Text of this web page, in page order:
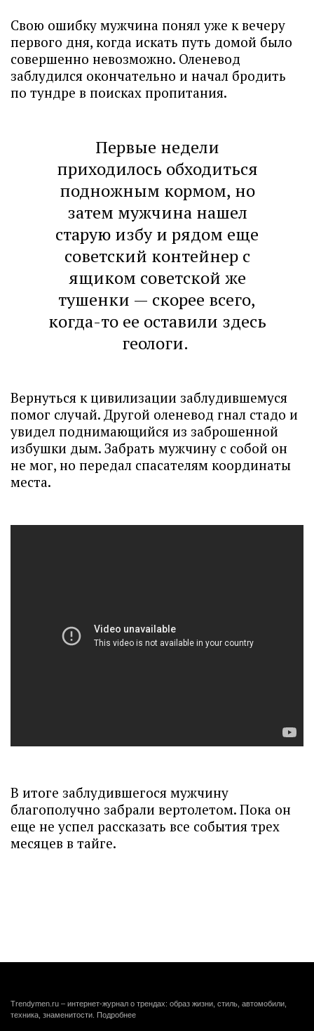
Свою ошибку мужчина понял уже к вечеру
первого дня, когда искать путь домой было
совершенно невозможно. Оленевод
заблудился окончательно и начал бродить
по тундре в поисках пропитания.
Первые недели
приходилось обходиться
подножным кормом, но
затем мужчина нашел
старую избу и рядом еще
советский контейнер с
ящиком советской же
тушенки — скорее всего,
когда-то ее оставили здесь
геологи.
Вернуться к цивилизации заблудившемуся
помог случай. Другой оленевод гнал стадо и
увидел поднимающийся из заброшенной
избушки дым. Забрать мужчину с собой он
не мог, но передал спасателям координаты
места.
В итоге заблудившегося мужчину
благополучно забрали вертолетом. Пока он
еще не успел рассказать все события трех
месяцев в тайге.
Trendymen.ru – интернет-журнал о трендах: образ жизни, стиль, автомобили,
техника, знаменитости. Подробнее